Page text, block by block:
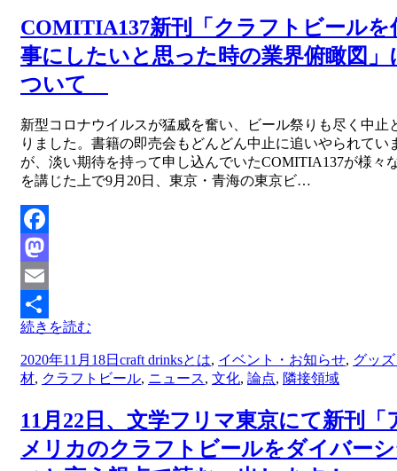
COMITIA137新刊「クラフトビールを
事にしたいと思った時の業界俯瞰図」
ついて
投稿者master
新型コロナウイルスが猛威を奮い、ビール祭りも尽く中止
りました。書籍の即売会もどんどん中止に追いやられてい
が、淡い期待を持って申し込んでいたCOMITIA137が様々
を講じた上で9月20日、東京・青海の東京ビ…
Facebook
Mastodon
Email
共
有
続きを読む
投
稿
2020年11月18日 craft drinksとは, イベント・お知らせ, グッ
材, クラフトビール, ニュース, 文化, 論点, 隣接領域
11月22日、文学フリマ東京にて新刊「
メリカのクラフトビールをダイバー